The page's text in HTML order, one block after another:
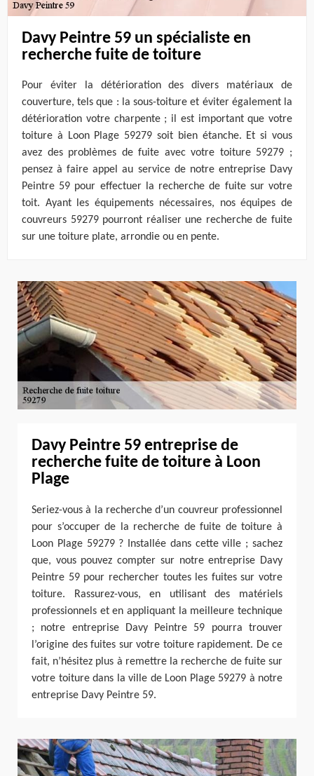
Davy Peintre 59 un spécialiste en
recherche fuite de toiture
Pour éviter la détérioration des divers matériaux de
couverture, tels que : la sous-toiture et éviter également la
détérioration votre charpente ; il est important que votre
toiture à Loon Plage 59279 soit bien étanche. Et si vous
avez des problèmes de fuite avec votre toiture 59279 ;
pensez à faire appel au service de notre entreprise Davy
Peintre 59 pour effectuer la recherche de fuite sur votre
toit. Ayant les équipements nécessaires, nos équipes de
couvreurs 59279 pourront réaliser une recherche de fuite
sur une toiture plate, arrondie ou en pente.
Davy Peintre 59 entreprise de
recherche fuite de toiture à Loon
Plage
Seriez-vous à la recherche d’un couvreur professionnel
pour s’occuper de la recherche de fuite de toiture à
Loon Plage 59279 ? Installée dans cette ville ; sachez
que, vous pouvez compter sur notre entreprise Davy
Peintre 59 pour rechercher toutes les fuites sur votre
toiture. Rassurez-vous, en utilisant des matériels
professionnels et en appliquant la meilleure technique
; notre entreprise Davy Peintre 59 pourra trouver
l’origine des fuites sur votre toiture rapidement. De ce
fait, n’hésitez plus à remettre la recherche de fuite sur
votre toiture dans la ville de Loon Plage 59279 à notre
entreprise Davy Peintre 59.